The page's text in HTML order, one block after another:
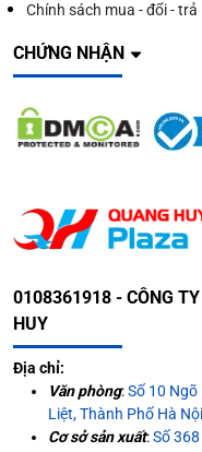
Chính sách mua - đổi - trả
CHỨNG NHẬN
0108361918 - CÔNG
HUY
Địa chỉ:
Văn phòng:Số 10
Liệt, Thành Phố Hà
Cơ sở sản xuất:Số